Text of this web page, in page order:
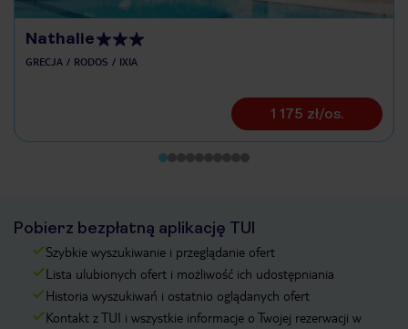
Nathalie
GRECJA RODOS IXIA
1 175 zł/os.
Pobierz bezpłatną aplikację TUI
Szybkie wyszukiwanie i przeglądanie ofert
Lista ulubionych ofert i możliwość ich udostępniania
Historia wyszukiwań i ostatnio oglądanych ofert
Kontakt z TUI i wszystkie informacje o Twojej rezerwacji w